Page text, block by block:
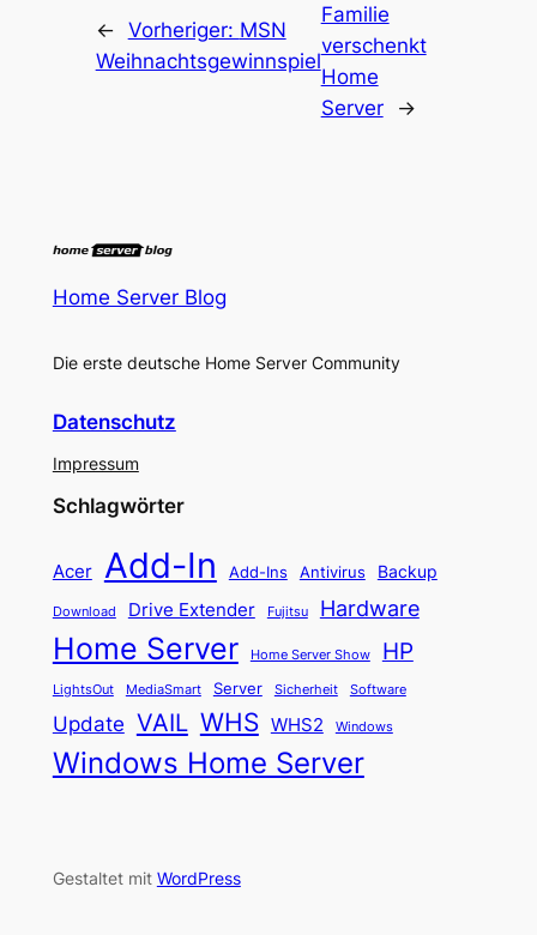
← Vorheriger: MSN
Weihnachtsgewinnspiel
Familie
verschenkt
Home
Server
→
Home Server Blog
Die erste deutsche Home Server Community
Datenschutz
Impressum
Schlagwörter
Acer Add-In Add-Ins Antivirus Backup
Download Drive Extender Fujitsu Hardware
Home Server Home Server Show HP
LightsOut MediaSmart Server Sicherheit Software
Update VAIL WHS WHS2 Windows
Windows Home Server
Gestaltet mit WordPress